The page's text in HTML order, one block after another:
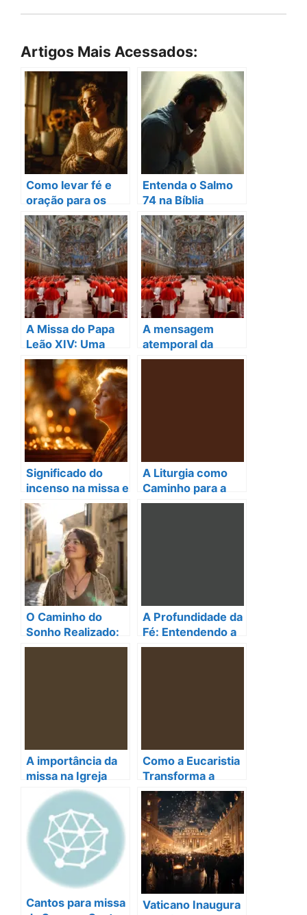
Artigos Mais Acessados:
Como levar fé e
oração para os
momentos simples
do dia
Entenda o Salmo
74 na Bíblia
Sagrada de Uma
Forma Linda
A Missa do Papa
Leão XIV: Uma
Jornada de
Espiritualidade e
Comunhão
A mensagem
atemporal da
Missa do Papa
Significado do
incenso na missa e
sua simbologia
sagrada
A Liturgia como
Caminho para a
Transformação
O Caminho do
Sonho Realizado:
A Inspiração de
A Profundidade da
Fé: Entendendo a
Liturgia para Missa
A importância da
missa na Igreja
Católica para sua
vida espiritual
Como a Eucaristia
Transforma a
Nossa Vida
Espiritual: O Poder
das Oração na
Missa Católica
Cantos para missa
Vaticano Inaugura